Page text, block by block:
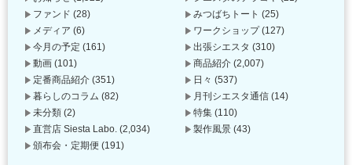
ファンド (28) みつばちトート (25)
メディア (6) ワークショップ(127)
今月の予定 (161) 出張シエスタ (310)
動画 (101) 商品紹介 (2,007)
定番商品紹介 (351) 日々 (537)
暮らしのコラム (82) 月刊シエスタ通信 (14)
未分類 (2) 特集 (110)
直営店 Siesta Labo. (2,034) 製作風景 (43)
頒布会・定期便 (191)